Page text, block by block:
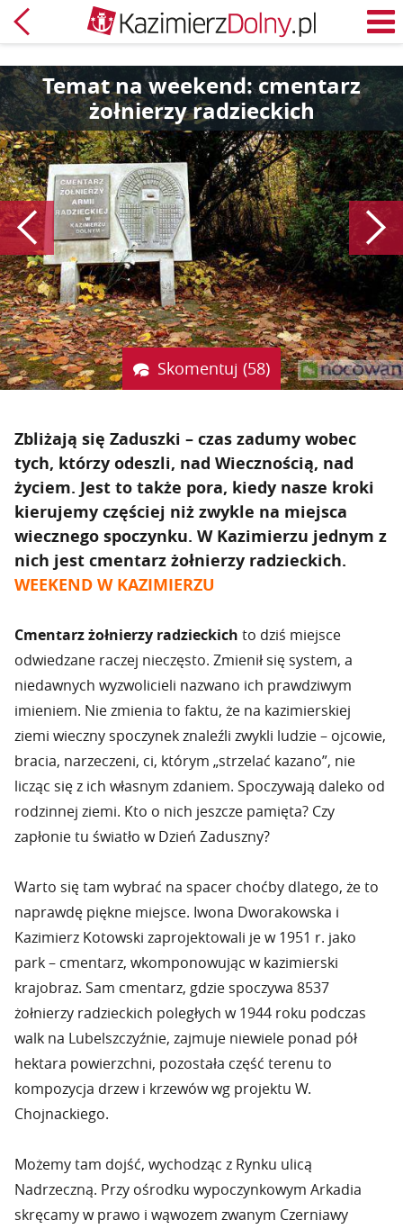
Powrót
Temat na weekend: cmentarz
żołnierzy radzieckich
Poprzedni
Skomentuj (58)
Zbliżają się Zaduszki – czas zadumy wobec
tych, którzy odeszli, nad Wiecznością, nad
życiem. Jest to także pora, kiedy nasze kroki
kierujemy częściej niż zwykle na miejsca
wiecznego spoczynku. W Kazimierzu jednym z
nich jest cmentarz żołnierzy radzieckich.
WEEKEND W KAZIMIERZU
Cmentarz żołnierzy radzieckich to dziś miejsce
odwiedzane raczej nieczęsto. Zmienił się system, a
niedawnych wyzwolicieli nazwano ich prawdziwym
imieniem. Nie zmienia to faktu, że na kazimierskiej
ziemi wieczny spoczynek znaleźli zwykli ludzie – ojcowie,
bracia, narzeczeni, ci, którym „strzelać kazano”, nie
licząc się z ich własnym zdaniem. Spoczywają daleko od
rodzinnej ziemi. Kto o nich jeszcze pamięta? Czy
zapłonie tu światło w Dzień Zaduszny?
Warto się tam wybrać na spacer choćby dlatego, że to
naprawdę piękne miejsce. Iwona Dworakowska i
Kazimierz Kotowski zaprojektowali je w 1951 r. jako
park – cmentarz, wkomponowując w kazimierski
krajobraz. Sam cmentarz, gdzie spoczywa 8537
żołnierzy radzieckich poległych w 1944 roku podczas
walk na Lubelszczyźnie, zajmuje niewiele ponad pół
hektara powierzchni, pozostała część terenu to
kompozycja drzew i krzewów wg projektu W.
Chojnackiego.
Możemy tam dojść, wychodząc z Rynku ulicą
Nadrzeczną. Przy ośrodku wypoczynkowym Arkadia
skręcamy w prawo i wąwozem zwanym Czerniawy